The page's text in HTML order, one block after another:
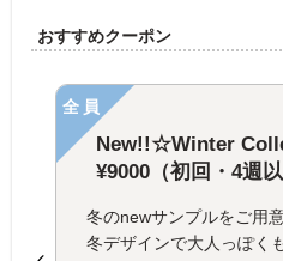
おすすめクーポン
全員
New!!☆Winter
¥9000（初回・4週
冬のnewサンプルをご用
冬デザインで大人っぽく